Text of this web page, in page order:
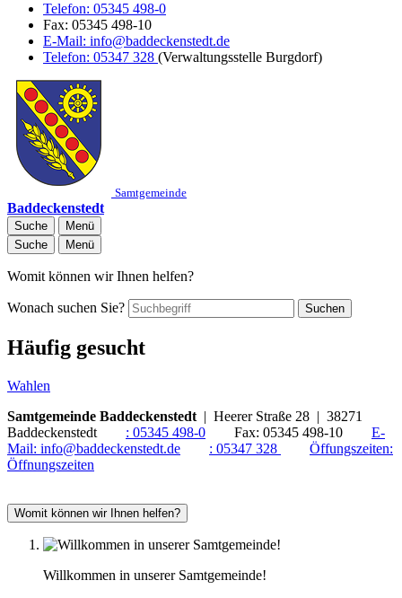
Telefon: 05345 498-0
Fax: 05345 498-10
E-Mail: info@baddeckenstedt.de
Telefon: 05347 328 (Verwaltungsstelle Burgdorf)
Samtgemeinde
Baddeckenstedt
Suche
Menü
Suche
Menü
Womit können wir Ihnen helfen?
Wonach suchen Sie? Suchen
Häufig gesucht
Wahlen
Samtgemeinde Baddeckenstedt | Heerer Straße 28 | 38271
Baddeckenstedt : 05345 498-0 Fax: 05345 498-10
E-
Mail: info@baddeckenstedt.de : 05347 328
Öffungszeiten:
Öffnungszeiten
Womit können wir Ihnen helfen?
Willkommen in unserer Samtgemeinde!